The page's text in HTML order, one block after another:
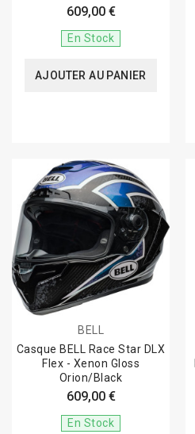
609,00 €
En Stock
AJOUTER AU PANIER
BELL
Casque BELL Race Star DLX
Flex - Xenon Gloss
Orion/Black
609,00 €
En Stock